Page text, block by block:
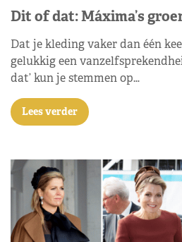
Dit of dat: Máxima’s
Dat je kleding vaker dan één
gelukkig een
dat’ kun je stemmen op…
Lees verder